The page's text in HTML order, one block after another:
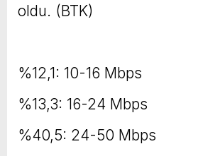
oldu. (BTK)
%12,1: 10-16 Mbps
%13,3: 16-24 Mbps
%40,5: 24-50 Mbps